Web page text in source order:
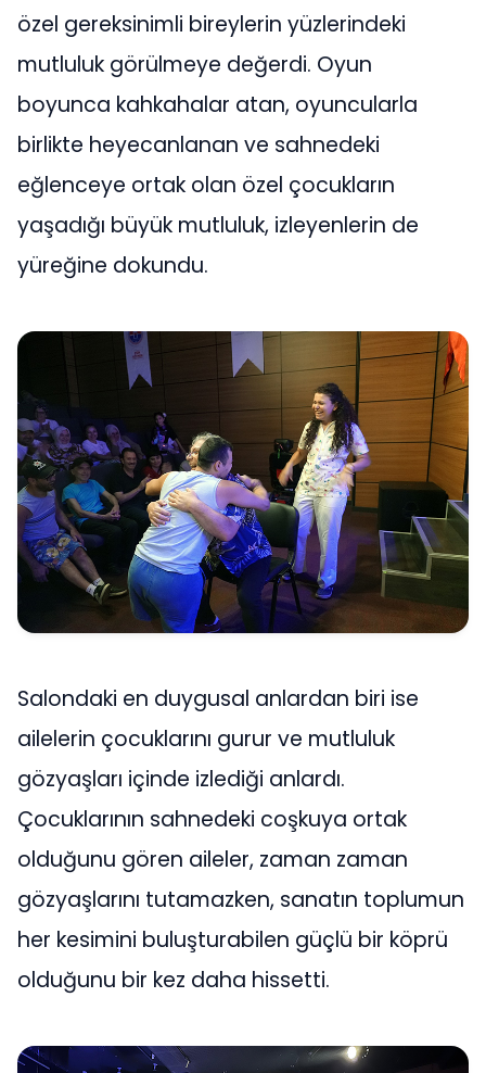
özel gereksinimli bireylerin yüzlerindeki
mutluluk görülmeye değerdi. Oyun
boyunca kahkahalar atan, oyuncularla
birlikte heyecanlanan ve sahnedeki
eğlenceye ortak olan özel çocukların
yaşadığı büyük mutluluk, izleyenlerin de
yüreğine dokundu.
Salondaki en duygusal anlardan biri ise
ailelerin çocuklarını gurur ve mutluluk
gözyaşları içinde izlediği anlardı.
Çocuklarının sahnedeki coşkuya ortak
olduğunu gören aileler, zaman zaman
gözyaşlarını tutamazken, sanatın toplumun
her kesimini buluşturabilen güçlü bir köprü
olduğunu bir kez daha hissetti.